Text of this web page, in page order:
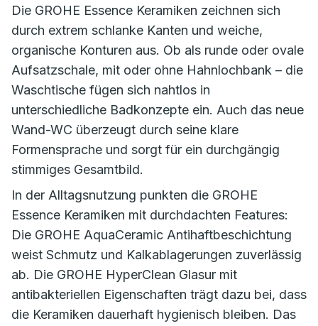
Die GROHE Essence Keramiken zeichnen sich
durch extrem schlanke Kanten und weiche,
organische Konturen aus. Ob als runde oder ovale
Aufsatzschale, mit oder ohne Hahnlochbank – die
Waschtische fügen sich nahtlos in
unterschiedliche Badkonzepte ein. Auch das neue
Wand-WC überzeugt durch seine klare
Formensprache und sorgt für ein durchgängig
stimmiges Gesamtbild.
In der Alltagsnutzung punkten die GROHE
Essence Keramiken mit durchdachten Features:
Die GROHE AquaCeramic Antihaftbeschichtung
weist Schmutz und Kalkablagerungen zuverlässig
ab. Die GROHE HyperClean Glasur mit
antibakteriellen Eigenschaften trägt dazu bei, dass
die Keramiken dauerhaft hygienisch bleiben. Das